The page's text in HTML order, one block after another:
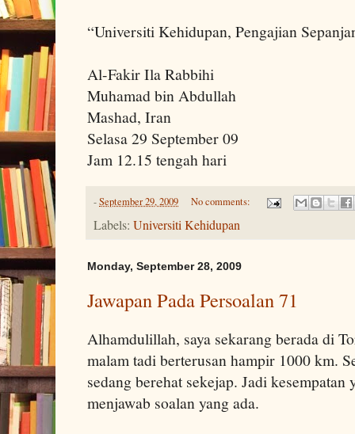
“Universiti Kehidupan, Pengajian
Al-Fakir Ila Rabbihi
Muhamad bin Abdullah
Mashad, Iran
Selasa 29 September 09
Jam 12.15 tengah hari
-September 29, 2009 No comments:
Labels: Universiti Kehidupan
Monday, September 28, 2009
Jawapan Pada Persoalan 71
Alhamdulillah, saya sekarang berada di
malam tadi berterusan hampir 1000 km.
sedang berehat sekejap. Jadi kesempatan
menjawab soalan yang ada.